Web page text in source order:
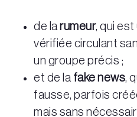
de larumeur, qui
vérifiée circulant
un groupe précis ;
et de la fake news,
fausse, parfois
mais sans